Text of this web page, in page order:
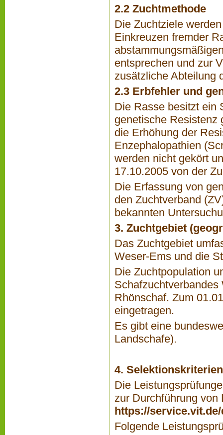
2.2 Zuchtmethode
Die Zuchtziele
Einkreuzen fremder
entsprechen und zur
zusätzliche Abteilung
2.3 Erbfehler und
Die Rasse besitzt ein
genetische Resistenz
die Erhöhung der
Enzephalopathien
werden nicht gekört
17.10.2005 von der
Die Erfassung von
den Zuchtverband
bekannten
3. Zuchtgebiet
Das Zuchtgebiet
Weser-Ems und die
Die Zuchtpopulation
Schafzuchtverbandes
Rhönschaf. Zum
eingetragen.
Es gibt eine
Landschafe).
4.
Die
zur Durchführung von
https://
Folgende